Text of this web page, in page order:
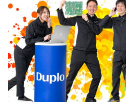
インタビュー
就活成功ガイド
リファレンス
プラン
個人向けプラン
法人向けプラン
再チャレンジ結果一覧
paiza times
note